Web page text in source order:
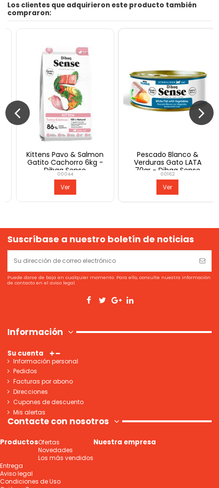
Los clientes que adquirieron este producto también
compraron:
Pescado Blanco &
Verduras Gato LATA
70gr - Dibaq Sense
00162
Ver
Conejo Perro Adulto 2kg
- Dibaq Sense
00018
Ver
Suscríbase a nuestro boletín de noticias
Puede darse de baja en cualquier momento. Para ello, consulte nuestra información
de contacto en el aviso legal.
Información
Su cuenta
Información personal
Pedidos
Facturas por abono
Direcciones
Cupones de descuento
Mis alertas
Contacte con nosotros
ProductosOfertas
Novedades
Los más vendidos
Nuestra empresa
Entrega
Aviso legal
Condiciones de Uso